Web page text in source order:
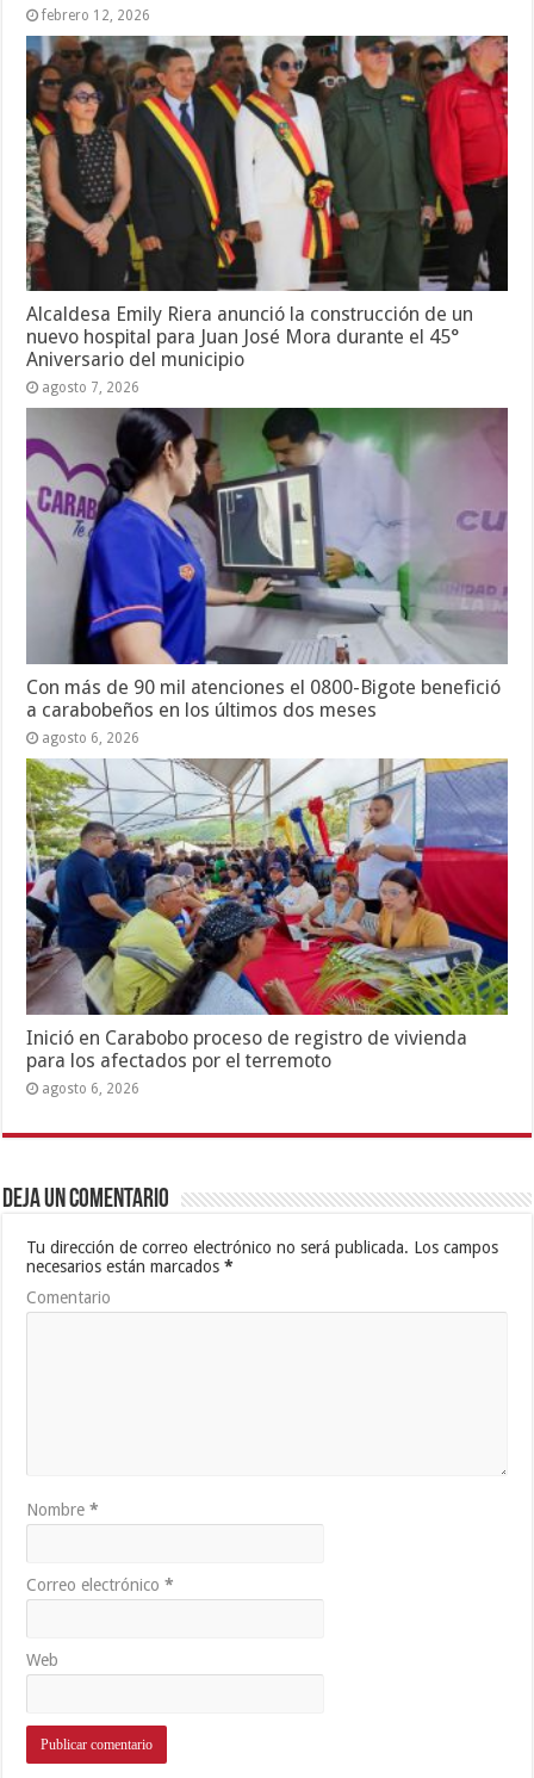
febrero 12, 2026
Alcaldesa Emily Riera anunció la construcción de un
nuevo hospital para Juan José Mora durante el 45°
Aniversario del municipio
agosto 7, 2026
Con más de 90 mil atenciones el 0800-Bigote benefició
a carabobeños en los últimos dos meses
agosto 6, 2026
Inició en Carabobo proceso de registro de vivienda
para los afectados por el terremoto
agosto 6, 2026
Deja un comentario
Tu dirección de correo electrónico no será publicada. Los campos
necesarios están marcados*
Comentario
Nombre*
Correo electrónico*
Web